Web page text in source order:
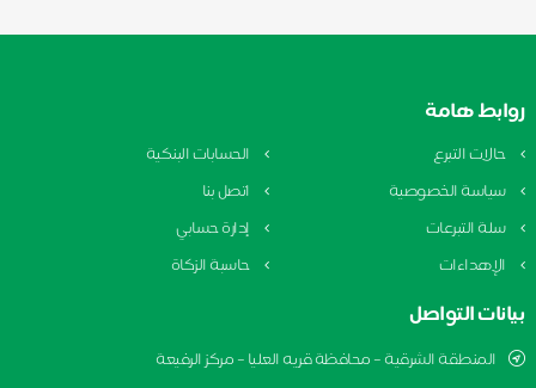
روابط هامة
حالات التبرع
الحسابات البنكية
سياسة الخصوصية
اتصل بنا
سلة التبرعات
إدارة حسابي
الإهداءات
حاسبة الزكاة
بيانات التواصل
المنطقة الشرقية – محافظة قريه العليا – مركز الرفيعة